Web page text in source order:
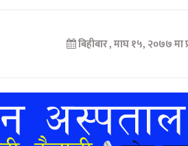
बिहीबार , माघ १५, २०७७ मा